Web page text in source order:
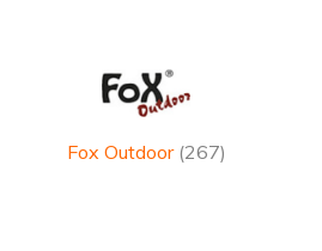
Fox Outdoor (267)